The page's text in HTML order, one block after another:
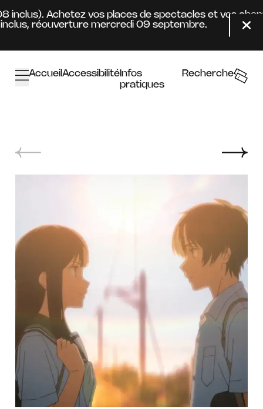
Achetez vos places de spectacles et vos
réouverture mercredi 09 septembre.
AccueilAccessibilitéInfos
pratiques
Recherche